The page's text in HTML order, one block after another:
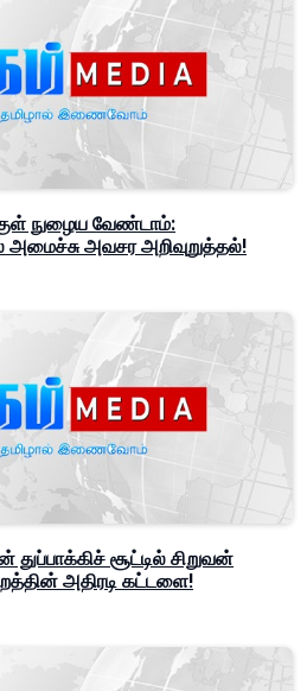
நுழைய வேண்டாம்:
அவசர அறிவுறுத்தல்!
சூட்டில் சிறுவன்
அதிரடி கட்டளை!